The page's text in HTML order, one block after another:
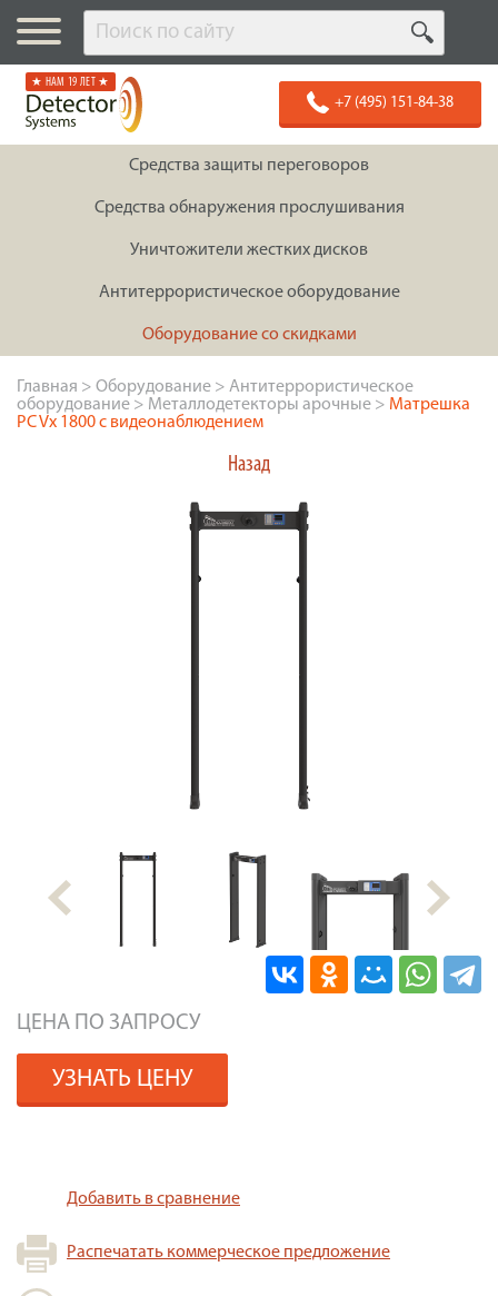
★ НАМ 19 ЛЕТ ★
+7 (495) 151-84-38
Средства защиты переговоров
Средства обнаружения прослушивания
Уничтожители жестких дисков
Антитеррористическое оборудование
Оборудование со скидками
Главная > Оборудование > Антитеррористическое
оборудование > Металлодетекторы арочные > Матрешка
PC Vx 1800 с видеонаблюдением
Назад
ЦЕНА ПО ЗАПРОСУ
УЗНАТЬ ЦЕНУ
Добавить в сравнение
Распечатать коммерческое предложение